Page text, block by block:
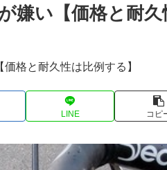
嫌い【価格と耐
格と耐久性は比例する】
LINE コピ